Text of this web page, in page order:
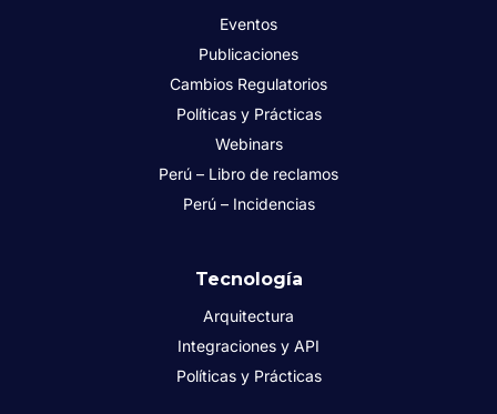
Eventos
Publicaciones
Cambios Regulatorios
Políticas y Prácticas
Webinars
Perú – Libro de reclamos
Perú – Incidencias
Tecnología
Arquitectura
Integraciones y API
Políticas y Prácticas